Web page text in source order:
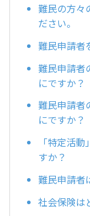
難民の方々
ださい。
難民申請者
難民申請者
にですか？
難民申請者
にですか？
「特定活
すか？
難民申請者
社会保険は